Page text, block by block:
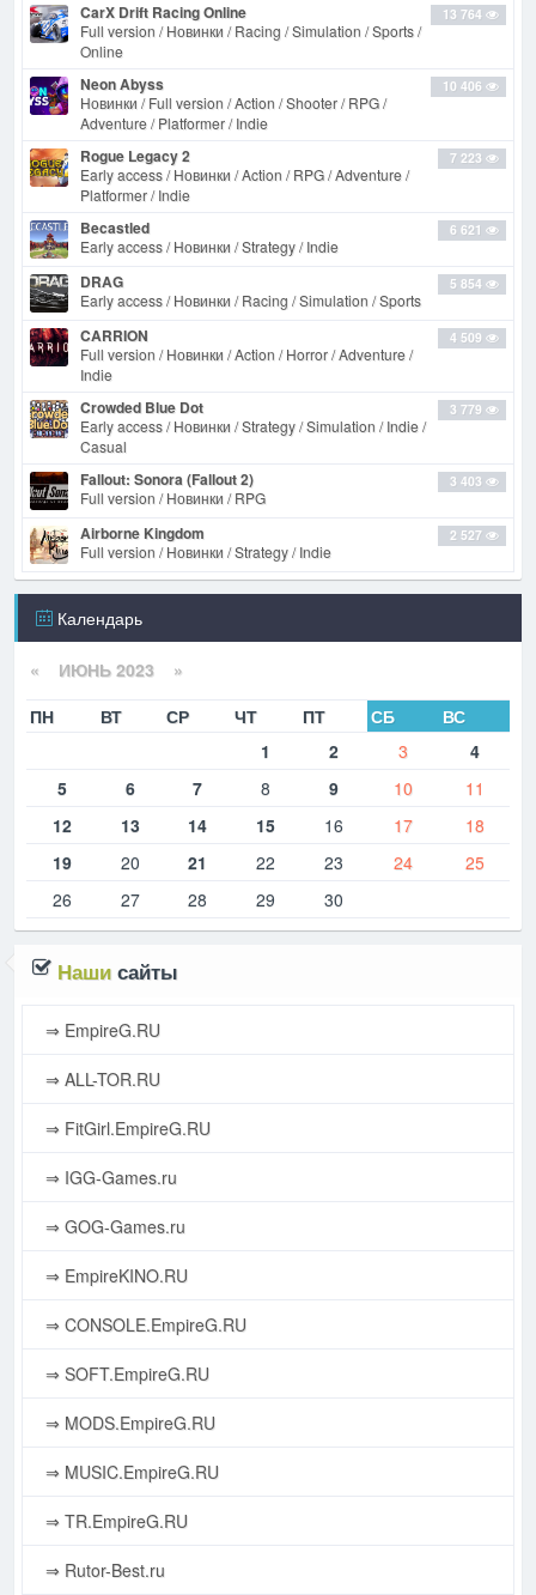
13 764
CarX Drift Racing Online
Full version / Новинки / Racing / Simulation / Sports /
Online
10 406
Neon Abyss
Новинки / Full version / Action / Shooter / RPG /
Adventure / Platformer / Indie
7 223
Rogue Legacy 2
Early access / Новинки / Action / RPG / Adventure /
Platformer / Indie
6 621
Becastled
Early access / Новинки / Strategy / Indie
5 854
DRAG
Early access / Новинки / Racing / Simulation / Sports
4 509
CARRION
Full version / Новинки / Action / Horror / Adventure /
Indie
3 779
Crowded Blue Dot
Early access / Новинки / Strategy / Simulation / Indie /
Casual
3 403
Fallout: Sonora (Fallout 2)
Full version / Новинки / RPG
2 527
Airborne Kingdom
Full version / Новинки / Strategy / Indie
Календарь
« ИЮНЬ 2023 »
ПН
ВТ СР ЧТ ПТ СБ
ВС
1
2 3
4
5
6 7 8 9 10
11
12
13 14 15 16 17
18
19
20 21 22 23 24
25
26
27 28 29 30
Наши сайты
⇒ EmpireG.RU
⇒ ALL-TOR.RU
⇒ FitGirl.EmpireG.RU
⇒ IGG-Games.ru
⇒ GOG-Games.ru
⇒ EmpireKINO.RU
⇒ CONSOLE.EmpireG.RU
⇒ SOFT.EmpireG.RU
⇒ MODS.EmpireG.RU
⇒ MUSIC.EmpireG.RU
⇒ TR.EmpireG.RU
⇒ Rutor-Best.ru